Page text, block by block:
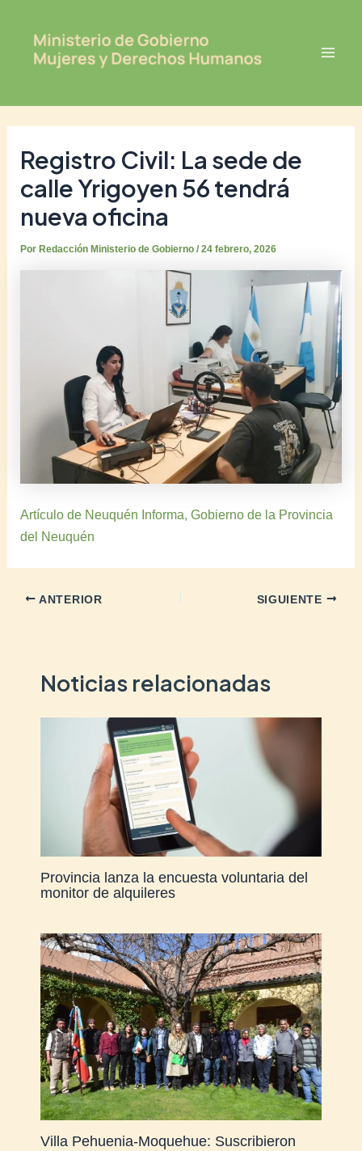
contenido
Registro Civil: La sede de
calle Yrigoyen 56 tendrá
nueva oficina
Por Redacción Ministerio de Gobierno/24 febrero, 2026
Artículo de Neuquén Informa, Gobierno de la Provincia
del Neuquén
navigation
ANTERIOR SIGUIENTE
Noticias relacionadas
Provincia lanza la encuesta voluntaria del
monitor de alquileres
Villa Pehuenia-Moquehue: Suscribieron